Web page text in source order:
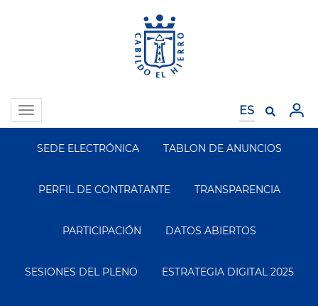
Toggle
navigation
Segundo
Menu
SEDE ELECTRÓNICA TABLON DE ANUNCIOS
PERFIL DE CONTRATANTE TRANSPARENCIA
PARTICIPACIÓN DATOS ABIERTOS
SESIONES DEL PLENO ESTRATEGIA DIGITAL 2025